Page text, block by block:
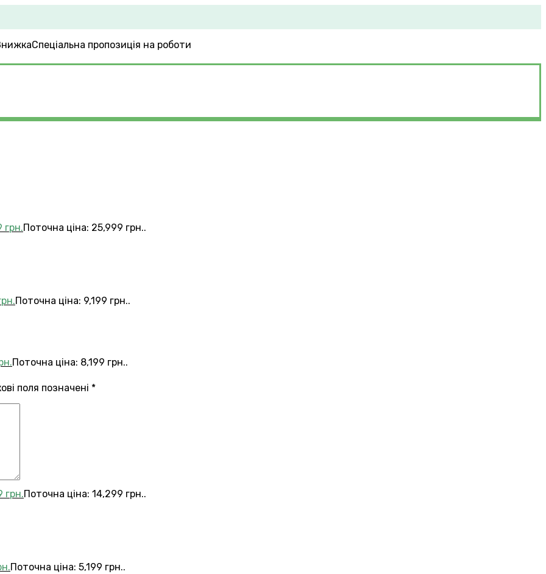
Спеціальна пропозиція на роботи
грн.Поточна ціна: 25,999 грн..
Поточна ціна: 9,199 грн..
Поточна ціна: 8,199 грн..
грн.Поточна ціна: 14,299 грн..
Поточна ціна: 5,199 грн..
поля позначені *